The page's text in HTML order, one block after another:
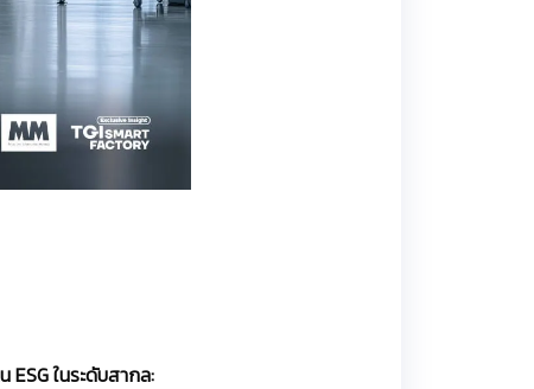
ในระดับสากล: